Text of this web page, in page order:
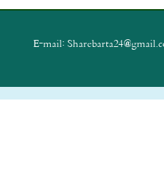
E-mail: